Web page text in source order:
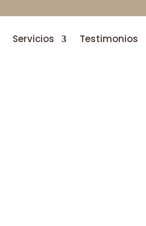
Servicios Testimonios